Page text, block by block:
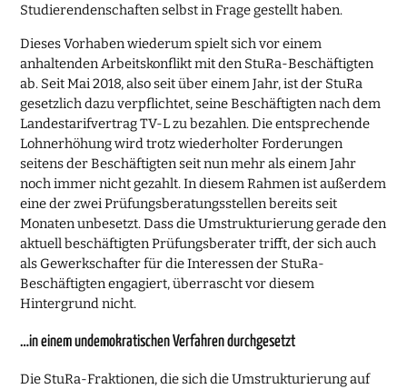
Studierendenschaften selbst in Frage gestellt haben.
Dieses Vorhaben wiederum spielt sich vor einem
anhaltenden Arbeitskonflikt mit den StuRa-Beschäftigten
ab. Seit Mai 2018, also seit über einem Jahr, ist der StuRa
gesetz­lich dazu verpflichtet, seine Beschäftigten nach dem
Landestarifvertrag TV-L zu bezahlen. Die entsprechende
Lohnerhöhung wird trotz wiederholter Forderungen
seitens der Beschäftigten seit nun mehr als einem Jahr
noch immer nicht gezahlt. In diesem Rahmen ist außerdem
eine der zwei Prüfungsberatungsstellen bereits seit
Monaten unbesetzt. Dass die Umstrukturierung gerade den
aktuell beschäftigten Prüfungsberater trifft, der sich auch
als Gewerkschafter für die Interessen der StuRa-
Beschäftigten engagiert, überrascht vor diesem
Hintergrund nicht.
…in einem undemokratischen Verfahren durchgesetzt
Die StuRa-Fraktionen, die sich die Umstrukturierung auf